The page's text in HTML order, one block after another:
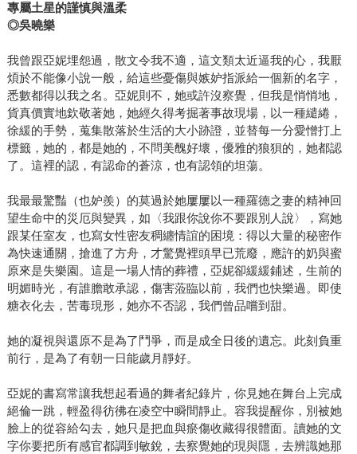
專屬土星的謹慎與溫柔
◎吳曉樂
我曾跟亞妮埋怨過，散文令我不適，這文類太近逼我的心，我厭
煩於不能像小說一般，給這些憂傷與嫉妒指派給一個新的名字，
悉數都得以我之名。亞妮則不，她或許沒察覺，但我是悄悄地，
貨真價實地欽敬著她，她經久得考掘著事故現場，以一種繾綣，
徐緩的手勢，蒐集散落於生活的大小跡證，並替每一分愛憎打上
標籤，她的，都是她的，不問美醜好壞，優雅的狼狽的，她都認
了。這裡的認，有認命的蒼涼，也有認領的坦蕩。
我最最驚豔（也妒羨）的莫過於她屢屢以一種羅德之妻的精神回
望生命中的災厄與變異，如〈我跟你說你不要跟別人說〉，寫她
跟某任室友，也寫女性密友稠纏情誼的困境：得以大量的秘密作
為快速通關，搶進了方舟，才驚覺裡頭早已荒廢，應許的奶與蜜
原來是失樂園。這是一場人情的葬禮，亞妮卻緩緩鋪述，生前的
明媚時光，有誰膽敢承認，傷害蒞臨以前，我們也快樂過。即使
糖衣化去，苦毒現形，她亦不否認，我們曾品嚐到甜。
她的凝視與還原不是為了鬥爭，而是成全日後的遺忘。此刻負重
前行，是為了有朝一日能歲月靜好。
亞妮的書寫常讓我想起看過的舞者紀錄片，你見她在舞台上完成
絕倫一跳，輕盈得彷彿在凌空中瞬間靜止。容我提醒你，別被她
臉上的從容給勾去，她只是把血與瘀傷收藏得很體面。讀她的文
字你要把所有感官都調到敏銳，去察覺她的現與隱，去辨識她那